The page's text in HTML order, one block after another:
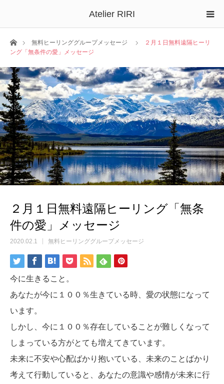
Atelier RIRI
ホーム無料ヒーリンググループメッセージ
２月１日無料遠隔ヒーリ
ング「無条件の愛」メッセージ
２月１日無料遠隔ヒーリング「無条
件の愛」メッセージ
2020.02.1 無料ヒーリンググループメッセージ
今に生きること。
あなたが今に１００％生きている時、愛の状態になって
います。
しかし、今に１００％存在していることが難しくなって
しまっている方がとても増えてきています。
未来に不安や心配ばかり抱いている、未来のことばかり
考えて行動していると、あなたの意識や感情が未来に行